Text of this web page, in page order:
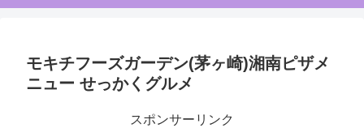
モキチフーズガーデン(茅ヶ崎)湘南ピザメ
ニュー せっかくグルメ
スポンサーリンク